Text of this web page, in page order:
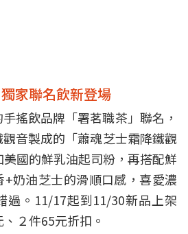
家聯名飲新登場
搖飲品牌「署茗職茶」聯名，
音製成的「蕭魂芝士霜降鐵觀
美國的鮮乳油起司粉，再搭配鮮
奶油芝士的滑順口感，喜愛濃
過。11/17起到11/30新品上架
２件65元折扣。